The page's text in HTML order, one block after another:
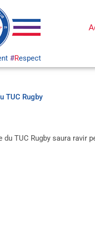
#Respect
TUC Rugby
TUC Rugby saura ravir